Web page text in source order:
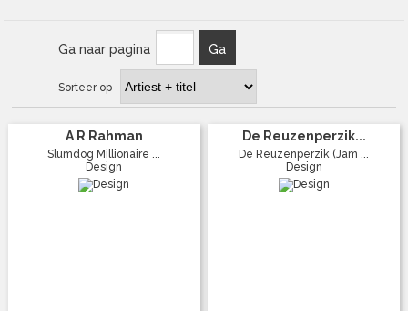
Ga naar pagina Ga
Sorteer op
A R Rahman
Slumdog Millionaire ...
Design
De Reuzenperzik...
De Reuzenperzik (Jam ...
Design